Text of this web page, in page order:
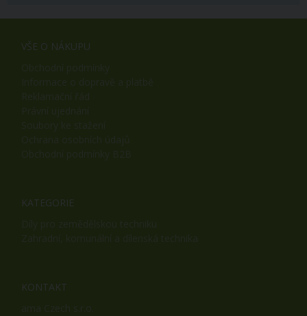
VŠE O NÁKUPU
KATEGORIE
KONTAKT